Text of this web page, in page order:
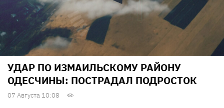
УДАР ПО ИЗМАИЛЬСКОМУ РАЙОНУ
ОДЕСЧИНЫ: ПОСТРАДАЛ ПОДРОСТОК
07 Августа 10:08